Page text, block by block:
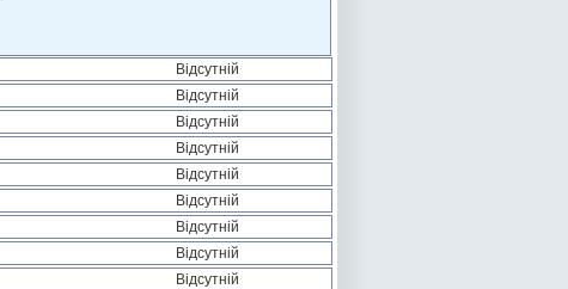
Відсутній
Відсутній
Відсутній
Відсутній
Відсутній
Відсутній
Відсутній
Відсутній
Відсутній